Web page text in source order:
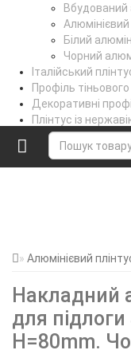
Вбудований
Алюмінієвий
Білий
Чорний
Італійський
Профіль
Декоративні
Плінтус із
Поріжки
Коптильне вішало
Алюмінієвий
Накладний
для
H=80mm.